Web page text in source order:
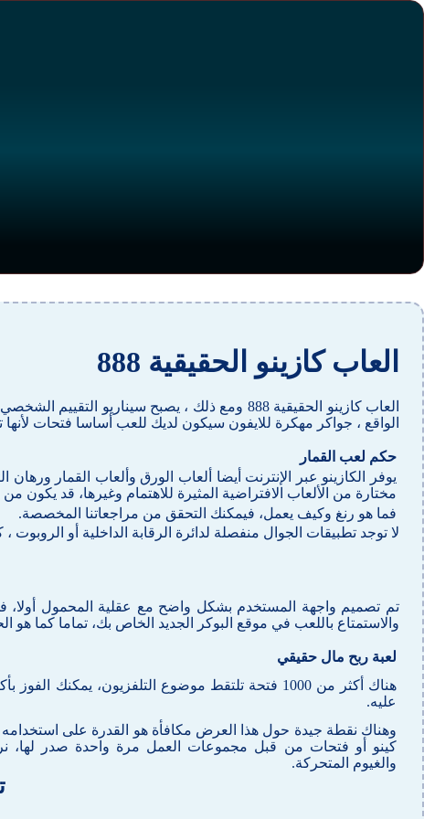
العاب كازينو الحقيقية 888
الواقع ، جواكر مهكرة للايفون سيكون لديك للعب أساسا فتحات لأنها تعطيك 100 ٪ لعبة
حكم لعب القمار
يوفر الكازينو عبر الإنترنت أيضا ألعاب الورق وألعاب القمار
مختارة من الألعاب الافتراضية المثيرة للاهتمام وغيرها، قد يكون
فما هو رنغ وكيف يعمل، فيمكنك التحقق من مراجعاتنا المخصصة.
لا توجد تطبيقات الجوال منفصلة لدائرة الرقابة الداخلية أو الروبوت
تم تصميم واجهة المستخدم بشكل واضح مع عقلية المحمول أولا،
والاستمتاع باللعب في موقع البوكر الجديد الخاص بك، تماما كما
لعبة ربح مال حقيقي
عليه.
وهناك نقطة جيدة حول هذا العرض مكافأة هو القدرة على
كينو أو فتحات من قبل مجموعات العمل مرة واحدة صدر لها،
والغيوم المتحركة.